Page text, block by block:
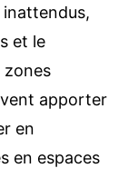
et le
zones
apporter
en
en espaces